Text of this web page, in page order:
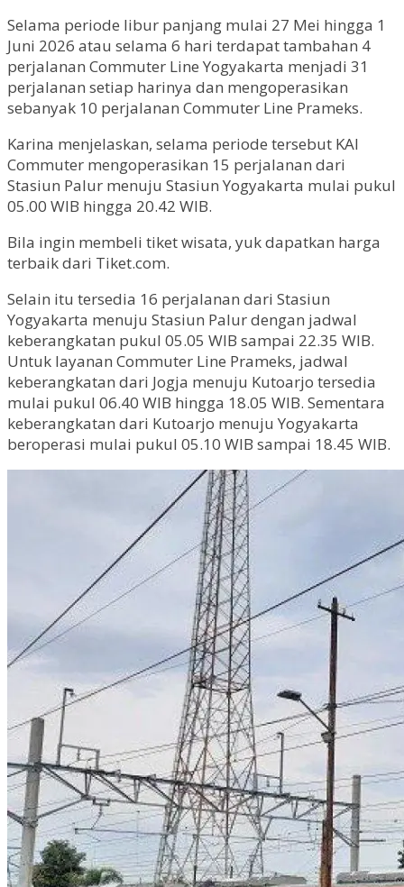
Selama periode libur panjang mulai 27 Mei hingga 1
Juni 2026 atau selama 6 hari terdapat tambahan 4
perjalanan Commuter Line Yogyakarta menjadi 31
perjalanan setiap harinya dan mengoperasikan
sebanyak 10 perjalanan Commuter Line Prameks.
Karina menjelaskan, selama periode tersebut KAI
Commuter mengoperasikan 15 perjalanan dari
Stasiun Palur menuju Stasiun Yogyakarta mulai pukul
05.00 WIB hingga 20.42 WIB.
Bila ingin membeli tiket wisata, yuk dapatkan harga
terbaik dari Tiket.com.
Selain itu tersedia 16 perjalanan dari Stasiun
Yogyakarta menuju Stasiun Palur dengan jadwal
keberangkatan pukul 05.05 WIB sampai 22.35 WIB.
Untuk layanan Commuter Line Prameks, jadwal
keberangkatan dari Jogja menuju Kutoarjo tersedia
mulai pukul 06.40 WIB hingga 18.05 WIB. Sementara
keberangkatan dari Kutoarjo menuju Yogyakarta
beroperasi mulai pukul 05.10 WIB sampai 18.45 WIB.